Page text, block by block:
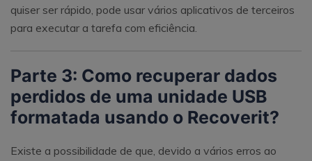
quiser ser rápido, pode usar vários aplicativos de terceiros
para executar a tarefa com eficiência.
Parte 3: Como recuperar dados
perdidos de uma unidade USB
formatada usando o Recoverit?
Existe a possibilidade de que, devido a vários erros ao